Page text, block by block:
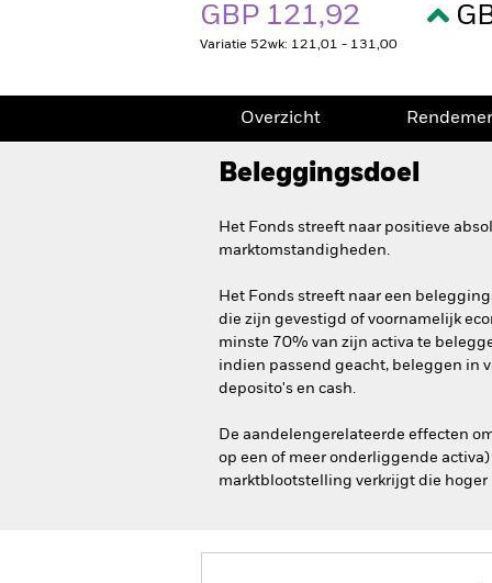
GBP 121,92
Variatie 52wk: 121,01 - 131,00
Overzicht
Beleggingsdoel
Het Fonds streeft naar positieve
marktomstandigheden.
Het Fonds streeft naar een
die zijn gevestigd of voornamelijk
minste 70% van zijn activa te
indien passend geacht, beleggen in
deposito's en cash.
De aandelengerelateerde effecten
op een of meer onderliggende
marktblootstelling verkrijgt die hoger